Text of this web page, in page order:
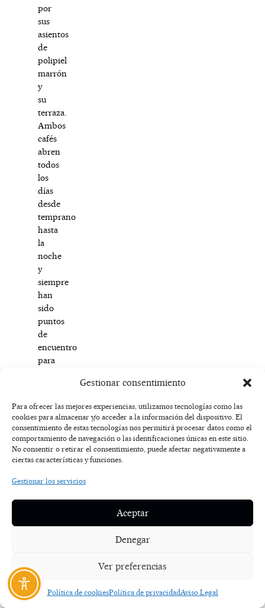
Gestionar consentimiento
Para ofrecer las mejores experiencias, utilizamos tecnologías como las
cookies para almacenar y/o acceder a la información del dispositivo. El
consentimiento de estas tecnologías nos permitirá procesar datos como el
comportamiento de navegación o las identificaciones únicas en este sitio.
No consentir o retirar el consentimiento, puede afectar negativamente a
ciertas características y funciones.
Gestionar los servicios
Aceptar
Denegar
Ver preferencias
Política de cookiesPolítica de privacidadAviso Legal
por
sus
asientos
de
polipiel
marrón
y
su
terraza.
Ambos
cafés
abren
todos
los
días
desde
temprano
hasta
la
noche
y
siempre
han
sido
puntos
de
encuentro
para
ciencia
y
la
cultura.
Hablando
teatral».
En